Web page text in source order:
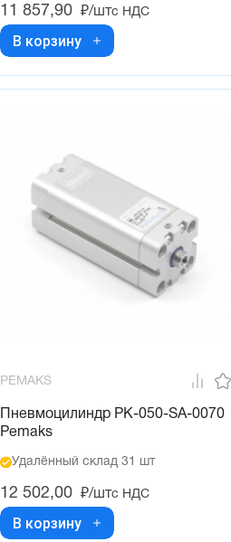
11 857,90 ₽/штс НДС
В корзину
PEMAKS
Пневмоцилиндр PK-050-SA-0070
Pemaks
Удалённый склад 31 шт
12 502,00 ₽/штс НДС
В корзину